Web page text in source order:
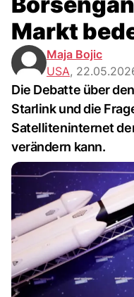
Markt
Maja Bojic
USA,
Die Debatte über
Starlink und die
Satelliteninternet
verändern kann.